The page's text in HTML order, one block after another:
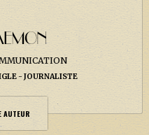
JOURNALISTE
AUTEUR